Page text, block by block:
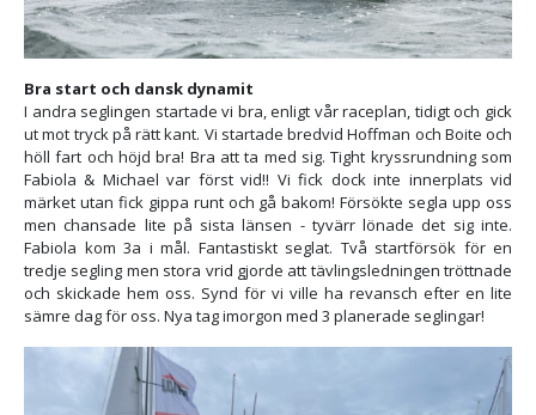
Bra start och dansk dynamit
I andra seglingen startade vi bra, enligt vår raceplan, tidigt och gick
ut mot tryck på rätt kant. Vi startade bredvid Hoffman och Boite och
höll fart och höjd bra! Bra att ta med sig. Tight kryssrundning som
Fabiola & Michael var först vid!! Vi fick dock inte innerplats vid
märket utan fick gippa runt och gå bakom! Försökte segla upp oss
men chansade lite på sista länsen - tyvärr lönade det sig inte.
Fabiola kom 3a i mål. Fantastiskt seglat. Två startförsök för en
tredje segling men stora vrid gjorde att tävlingsledningen tröttnade
och skickade hem oss. Synd för vi ville ha revansch efter en lite
sämre dag för oss. Nya tag imorgon med 3 planerade seglingar!